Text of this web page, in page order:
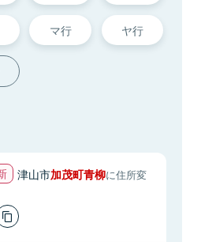
マ行 ヤ行
津山市加茂町青柳に住所変